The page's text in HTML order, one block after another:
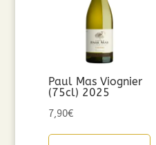
Paul Mas Viognier
(75cl) 2025
7,90€